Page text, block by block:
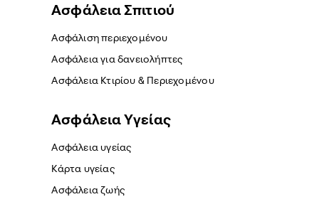
Ασφάλεια Σπιτιού
Ασφάλιση περιεχομένου
Ασφάλεια για δανειολήπτες
Ασφάλεια Κτιρίου & Περιεχομένου
Ασφάλεια Yγείας
Ασφάλεια υγείας
Κάρτα υγείας
Ασφάλεια ζωής